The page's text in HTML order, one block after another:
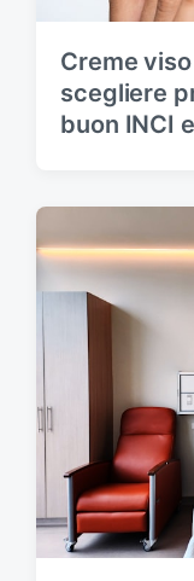
Creme
scegliere
buon INCI